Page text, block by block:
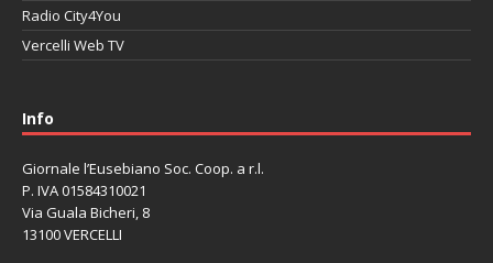
Radio City4You
Vercelli Web TV
Info
Giornale l’Eusebiano Soc. Coop. a r.l.
P. IVA 01584310021
Via Guala Bicheri, 8
13100 VERCELLI